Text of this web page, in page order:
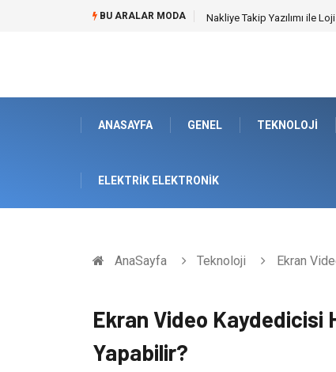
BU ARALAR MODA Nakliye Takip Yazılımı ile
ANASAYFA GENEL TEKNOLOJI
ELEKTRIK ELEKTRONIK
AnaSayfa Teknoloji Ekran
Ekran Video Kaydedicisi
Yapabilir?